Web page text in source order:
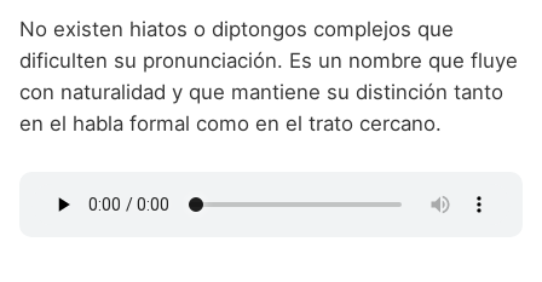
No existen hiatos o diptongos complejos que
dificulten su pronunciación. Es un nombre que fluye
con naturalidad y que mantiene su distinción tanto
en el habla formal como en el trato cercano.